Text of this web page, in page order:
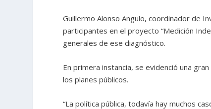
Guillermo Alonso Angulo, coordinador de
participantes en el proyecto “Medición
generales de ese diagnóstico.
En primera instancia, se evidenció una
los planes públicos.
“La política pública, todavía hay muchos